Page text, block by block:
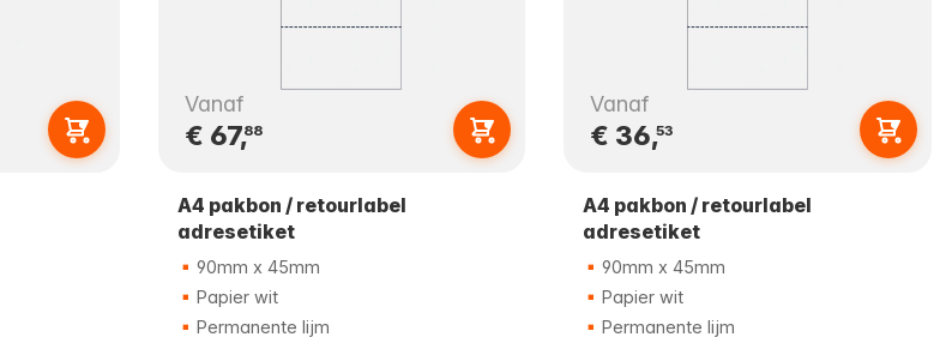
Vanaf
€ 67,88
A4 pakbon / retourlabel
adresetiket
90mm x 45mm
Papier wit
Permanente lijm
Vanaf
€ 36,53
A4 pakbon / retourlabel
adresetiket
90mm x 45mm
Papier wit
Permanente lijm